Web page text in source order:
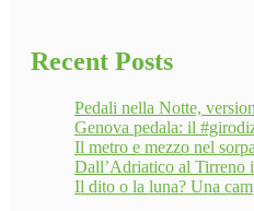
Recent Posts
Pedali nella Notte,
Genova pedala: il
Il metro e mezzo nel
Dall’Adriatico al Tirreno
Il dito o la luna? Una